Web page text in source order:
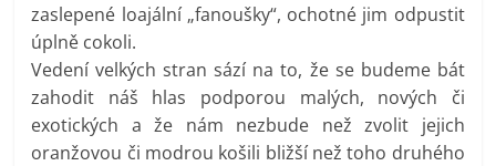
zaslepené loajální „fanoušky“, ochotné jim odpustit
úplně cokoli.
Vedení velkých stran sází na to, že se budeme bát
zahodit náš hlas podporou malých, nových či
exotických a že nám nezbude než zvolit jejich
oranžovou či modrou košili bližší než toho druhého